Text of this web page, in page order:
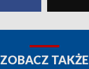
ZOBACZ TAKŻE